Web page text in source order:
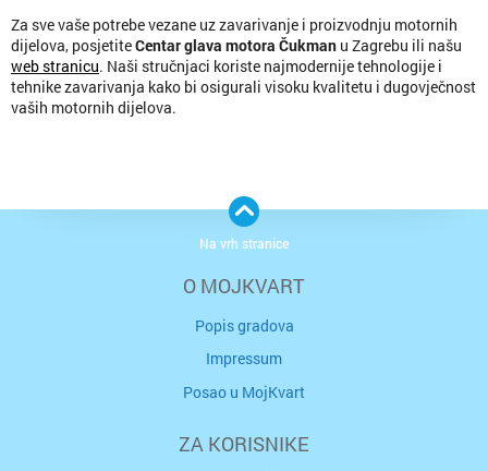
Za sve vaše potrebe vezane uz zavarivanje i proizvodnju motornih
dijelova, posjetiteCentar glava motora Čukman u Zagrebu ili našu
web stranicu. Naši stručnjaci koriste najmodernije tehnologije i
tehnike zavarivanja kako bi osigurali visoku kvalitetu i dugovječnost
vaših motornih dijelova.
O MOJKVART
Popis gradova
Impressum
Posao u MojKvart
ZA KORISNIKE
Na vrh stranice